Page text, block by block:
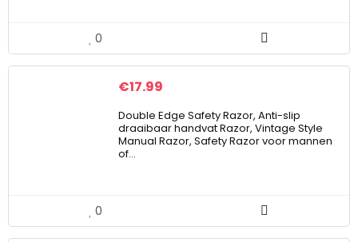
0
€17.99
Double Edge Safety Razor, Anti-slip
draaibaar handvat Razor, Vintage Style
Manual Razor, Safety Razor voor mannen
of…
0